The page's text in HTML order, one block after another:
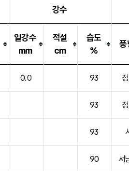
강수
일강수
mm
적설
cm
습도
%
풍
0.0 93
93
93
90 서